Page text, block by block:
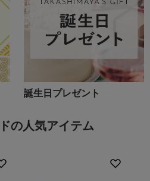
誕生日プレゼント
の人気アイテム